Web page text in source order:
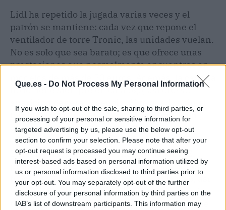
Que.es - Do Not Process My Personal Information
If you wish to opt-out of the sale, sharing to third parties, or
processing of your personal or sensitive information for
targeted advertising by us, please use the below opt-out
section to confirm your selection. Please note that after your
opt-out request is processed you may continue seeing
interest-based ads based on personal information utilized by
us or personal information disclosed to third parties prior to
your opt-out. You may separately opt-out of the further
disclosure of your personal information by third parties on the
IAB’s list of downstream participants. This information may
Lidl ha repetido la jugada varias veces y el
patrón se mantiene: cada vez que repone el
ventilador de torre Tronic, las unidades vuelan.
No es solo que sea barato; es que ofrece unas
prestaciones que normalmente encuentras en
modelos de más de 50 euros. Además, la cadena
no lo tiene siempre en catálogo, así que su
tendrás que esperar a la próxima reposición,
que puede tardar meses.
La fecha clave es este viernes 10 de julio. El
producto estará a la venta en todas las tiendas
físicas de Lidl en España, no solo en la web, así
que quienes vivan cerca de un supermercado
tendrán ventaja. Si te interesa, lo mejor es que